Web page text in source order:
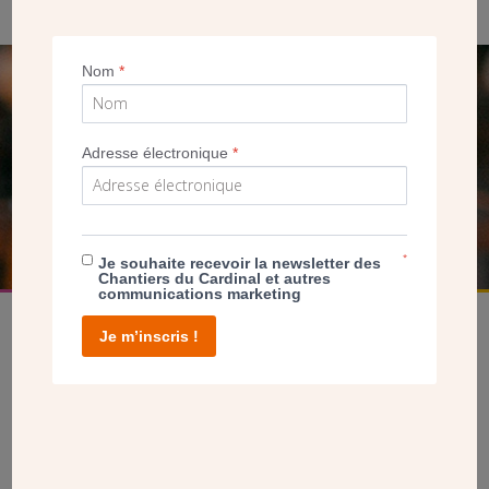
SEUL VOTRE DON
Nom*
Adresse électronique*
Je souhaite recevoir la newsletter des
Chantiers du Cardinal et autres
communications marketing
*
Je m’inscris !